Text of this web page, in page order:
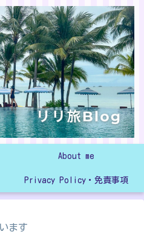
About me
Privacy Policy・免責事項
ます